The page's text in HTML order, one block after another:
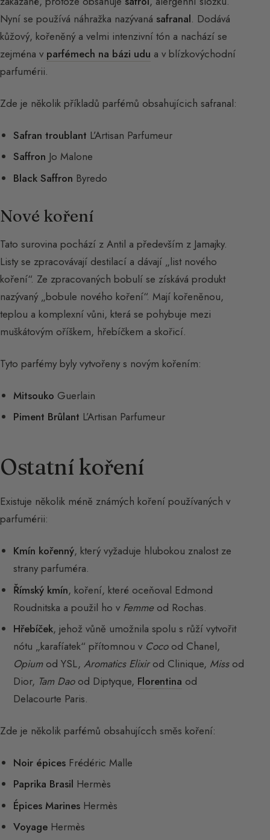
Nyní se používá náhražka nazývaná safranal. Dodává
kůžový, kořeněný a velmi intenzivní tón a nachází se
zejména v parfémech na bázi udu a v blízkovýchodní
parfumérii.
Zde je několik příkladů parfémů obsahujícich safranal:
Safran troublant L’Artisan Parfumeur
Saffron Jo Malone
Black Saffron Byredo
Nové koření
Tato surovina pochází z Antil a především z Jamajky.
Listy se zpracovávají destilací a dávají „list nového
koření“. Ze zpracovaných bobulí se získává produkt
nazývaný „bobule nového koření“. Mají kořeněnou,
teplou a komplexní vůni, která se pohybuje mezi
muškátovým oříškem, hřebíčkem a skořicí.
Tyto parfémy byly vytvořeny s novým kořením:
Mitsouko Guerlain
Piment Brûlant L’Artisan Parfumeur
Ostatní koření
Existuje několik méně známých koření používaných v
parfumérii:
Kmín kořenný, který vyžaduje hlubokou znalost ze
strany parfuméra.
Římský kmín, koření, které oceňoval Edmond
Roudnitska a použil ho v Femmeod Rochas.
Hřebíček, jehož vůně umožnila spolu s růží vytvořit
nótu „karafíatek“ přítomnou v Cocood Chanel,
Opiumod YSL,Aromatics Elixirod Clinique, Missod
Dior, Tam Daood Diptyque, Florentina od
Delacourte Paris.
Zde je několik parfémů obsahujícch směs koření:
Noir épices Frédéric Malle
Paprika Brasil Hermès
Épices Marines Hermès
Voyage Hermès